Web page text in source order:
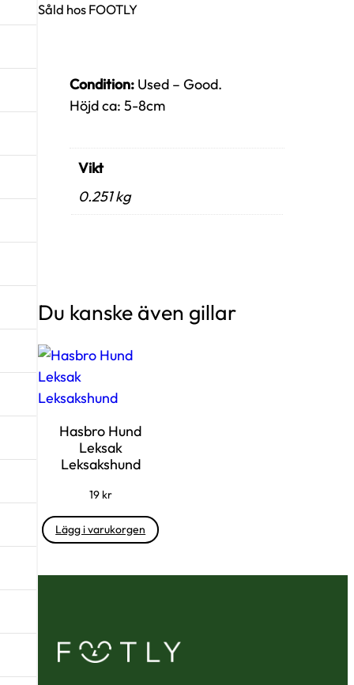
Såld hos FOOTLY
Condition: Used – Good.
Höjd ca: 5-8cm
Vikt
0.251 kg
Du kanske även gillar
Hasbro Hund
Leksak
Leksakshund
19 kr
Lägg i varukorgen